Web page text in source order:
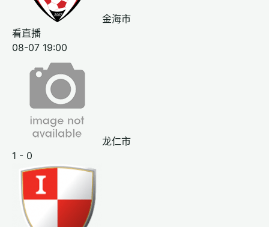
金海市
看直播
08-07 19:00
龙仁市
1 - 0